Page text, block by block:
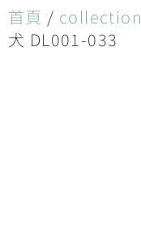
首頁 / collection
犬 DL001-033